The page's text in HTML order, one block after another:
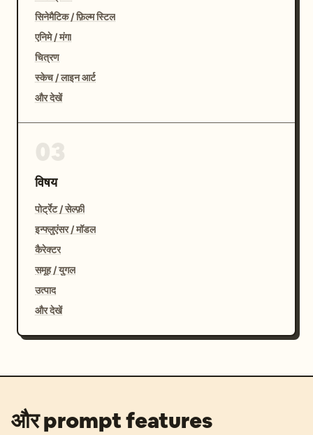
सिनेमैटिक / फ़िल्म स्टिल
एनिमे / मंगा
चित्रण
स्केच / लाइन आर्ट
और देखें
विषय
पोर्ट्रेट / सेल्फ़ी
इन्फ्लुएंसर / मॉडल
कैरेक्टर
समूह / युगल
उत्पाद
और देखें
और prompt features